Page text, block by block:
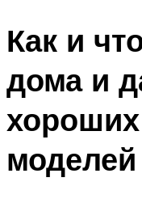
Как и
дома и
моделей